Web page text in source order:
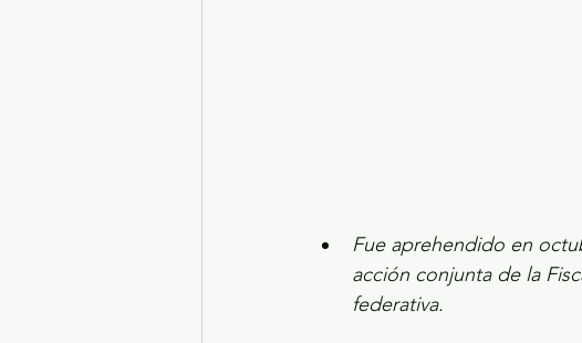
Fue aprehendido en
acción conjunta de la
federativa.